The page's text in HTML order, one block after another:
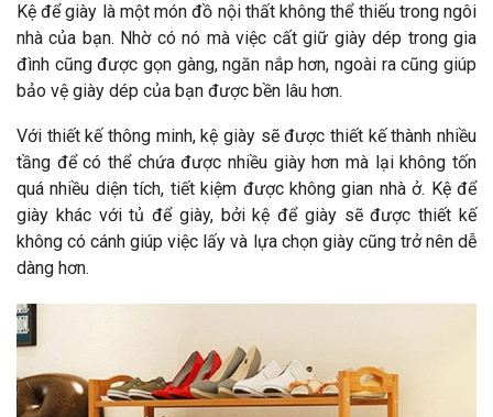
Kệ để giày là một món đồ nội thất không thể thiếu trong ngôi
nhà của bạn. Nhờ có nó mà việc cất giữ giày dép trong gia
đình cũng được gọn gàng, ngăn nắp hơn, ngoài ra cũng giúp
bảo vệ giày dép của bạn được bền lâu hơn.
Với thiết kế thông minh, kệ giày sẽ được thiết kế thành nhiều
tầng để có thể chứa được nhiều giày hơn mà lại không tốn
quá nhiều diện tích, tiết kiệm được không gian nhà ở. Kệ để
giày khác với tủ để giày, bởi kệ để giày sẽ được thiết kế
không có cánh giúp việc lấy và lựa chọn giày cũng trở nên dễ
dàng hơn.